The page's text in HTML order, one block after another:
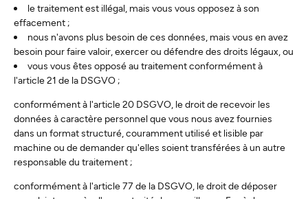
le traitement est illégal, mais vous vous opposez à son
effacement ;
nous n'avons plus besoin de ces données, mais vous en avez
besoin pour faire valoir, exercer ou défendre des droits légaux, ou
vous vous êtes opposé au traitement conformément à
l'article 21 de la DSGVO ;
conformément à l'article 20 DSGVO, le droit de recevoir les
données à caractère personnel que vous nous avez fournies
dans un format structuré, couramment utilisé et lisible par
machine ou de demander qu'elles soient transférées à un autre
responsable du traitement ;
conformément à l'article 77 de la DSGVO, le droit de déposer